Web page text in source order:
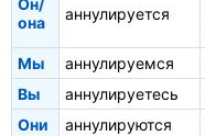
Он/
она
аннулируется
Мы
аннулируемся
Вы
аннулируетесь
Они
аннулируются